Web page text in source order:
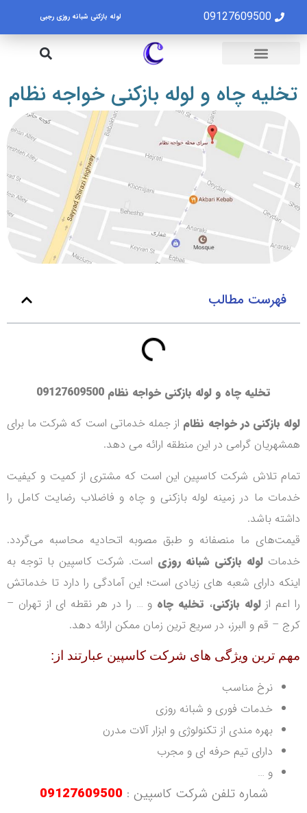
09127609500 لوله بازکنی شبانه روزی رجبی
تخلیه چاه و لوله بازکنی خواجه نظام
فهرست مطالب
تخلیه چاه و لوله بازکنی خواجه نظام 09127609500
لوله بازکنی در خواجه نظام از جمله خدماتی است که شرکت ما برای
همشهریان گرامی در این منطقه ارائه می دهد.
تمام تلاش شرکت کاسپین این است که مشتری از کمیت و کیفیت
خدمات ما در زمینه لوله بازکنی و چاه و فاضلاب رضایت کامل را
داشته باشد.
قیمت‌های ما منصفانه و طبق مصوبه اتحادیه محاسبه می‌گردد.
خدمات لوله بازکنی شبانه روزی است. شرکت کاسپین با توجه به
اینکه دارای شعبه های زیادی است؛ این آمادگی را دارد تا خدماتش
را اعم ازلوله بازکنی، تخلیه چاه و … را در هر نقطه ای از تهران –
کرج – قم و البرز، در سریع ترین زمان ممکن ارائه دهد.
مهم ترین ویژگی های شرکت کاسپین عبارتند از:
نرخ مناسب
خدمات فوری و شبانه روزی
بهره مندی از تکنولوژی و ابزار آلات مدرن
دارای تیم حرفه ای و مجرب
و …
شماره تلفن شرکت کاسپین : 09127609500